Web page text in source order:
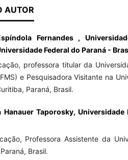
AUTOR
Fernandes ,
Federal do Paraná -
professora titular da
e Pesquisadora Visitante na
Paraná, Brasil.
Hanauer Taporosky, Universidade
Professora Assistente da
Brasil.